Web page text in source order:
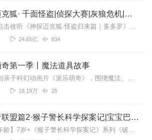
神探迈克狐· 千面怪盗|侦探大赛|灰狼危机|多多罗
新专辑点击收听《神探迈克狐·怪盗归来篇｜多多罗》！！！>>>点击进入主播橱窗购买《神探迈克狐》系列图书吧!<<<多多罗故事【点击前往】收听多多罗其他好玩有趣的故...
24.65亿 834
第一季丨魔法道具故事
大型原创亲子科幻动画片《派乐萌奇》，围绕魔法、友谊、陪伴，家庭等主题，描述了来自多萌星系的外星小红人“萌奇”和地球上的小男孩“满满”在一起发生的奇幻故事。童趣多...
18.19万 26
破坏者联盟篇2·猴子警长科学探案记|宝宝巴士故事
【适听年龄】7岁+《猴子警长科学探案记》系列《破坏者联盟篇1·猴子警长科学探案记》>>>《破坏者联盟篇2·猴子警长科学探案记》>>>《破坏者联盟篇3·猴子警长科...